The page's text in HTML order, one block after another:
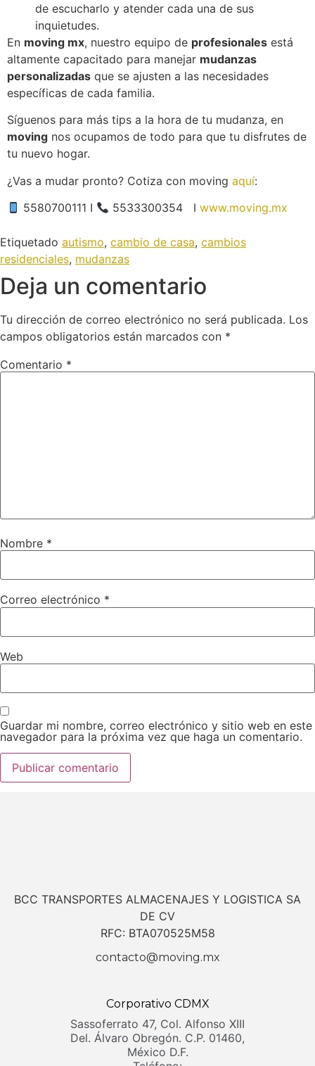
de escucharlo y atender cada una de sus
inquietudes.
En moving mx, nuestro equipo de profesionales está
altamente capacitado para manejar mudanzas
personalizadas que se ajusten a las necesidades
específicas de cada familia.
Síguenos para más tips a la hora de tu mudanza, en
moving nos ocupamos de todo para que tu disfrutes de
tu nuevo hogar.
¿Vas a mudar pronto? Cotiza con moving aquí:
5580700111 I
5533300354 Iwww.moving.mx
Etiquetado autismo, cambio de casa, cambios
residenciales, mudanzas
Deja un comentario
Tu dirección de correo electrónico no será publicada. Los
campos obligatorios están marcados con *
Comentario *
Nombre *
Correo electrónico *
Web
Guardar mi nombre, correo electrónico y sitio web en este
navegador para la próxima vez que haga un comentario.
BCC TRANSPORTES ALMACENAJES Y LOGISTICA SA
DE CV
RFC: BTA070525M58
contacto@moving.mx
Corporativo CDMX
Sassoferrato 47, Col. Alfonso XIII
Del. Álvaro Obregón. C.P. 01460,
México D.F.